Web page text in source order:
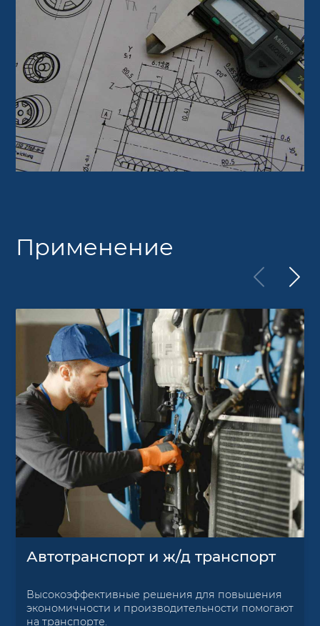
Применение
Автотранспорт и ж/д транспорт
Высокоэффективные решения для повышения
экономичности и производительности помогают
на транспорте.